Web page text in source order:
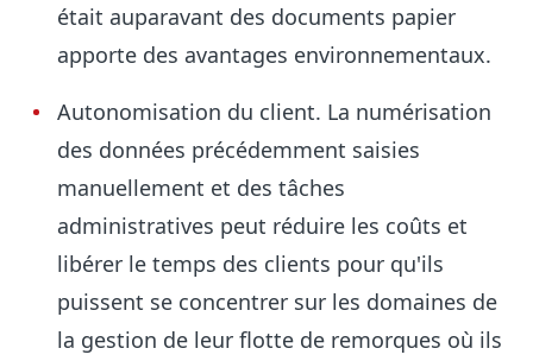
était auparavant des documents papier
apporte des avantages environnementaux.
Autonomisation du client. La numérisation
des données précédemment saisies
manuellement et des tâches
administratives peut réduire les coûts et
libérer le temps des clients pour qu'ils
puissent se concentrer sur les domaines de
la gestion de leur flotte de remorques où ils